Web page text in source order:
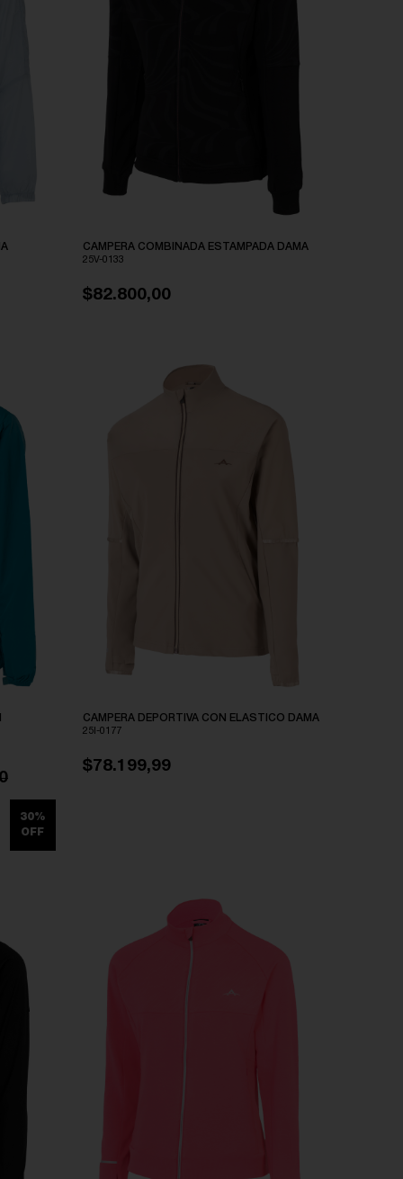
CAMPERA COMBINADA ESTAMPADA DAMA
25V-0133
$82.800,00
30%
OFF
CAMPERA DEPORTIVA CON ELASTICO DAMA
25I-0177
$78.199,99